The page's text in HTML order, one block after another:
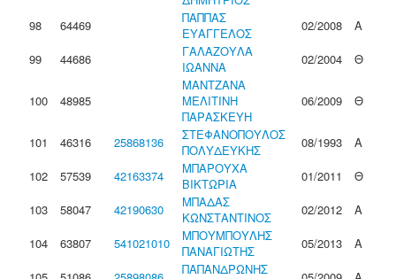
98
64469
ΠΑΠΠΑΣ
ΕΥΑΓΓΕΛΟΣ
02/2008
Α
99
44686
ΓΑΛΑΖΟΥΛΑ
ΙΩΑΝΝΑ
02/2004 Θ
100 48985
ΜΑΝΤΖΑΝΑ
ΜΕΛΙΤΙΝΗ
ΠΑΡΑΣΚΕΥΗ
06/2009 Θ
101 46316 25868136
ΣΤΕΦΑΝΟΠΟΥΛΟΣ
ΠΟΛΥΔΕΥΚΗΣ
08/1993
Α
102
57539 42163374
ΜΠΑΡΟΥΧΑ
ΒΙΚΤΩΡΙΑ
01/2011
Θ
103
58047 42190630
ΜΠΑΔΑΣ
ΚΩΝΣΤΑΝΤΙΝΟΣ
02/2012
Α
104
63807 541021010
ΜΠΟΥΜΠΟΥΛΗΣ
ΠΑΝΑΓΙΩΤΗΣ
05/2013
Α
ΠΑΠΑΝΔΡΩΝΗΣ